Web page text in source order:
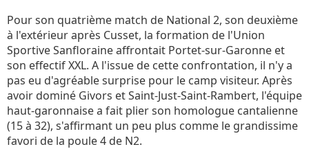
Pour son quatrième match de National 2, son deuxième
à l'extérieur après Cusset, la formation de l'Union
Sportive Sanfloraine affrontait Portet-sur-Garonne et
son effectif XXL. A l'issue de cette confrontation, il n'y a
pas eu d'agréable surprise pour le camp visiteur. Après
avoir dominé Givors et Saint-Just-Saint-Rambert, l'équipe
haut-garonnaise a fait plier son homologue cantalienne
(15 à 32), s'affirmant un peu plus comme le grandissime
favori de la poule 4 de N2.